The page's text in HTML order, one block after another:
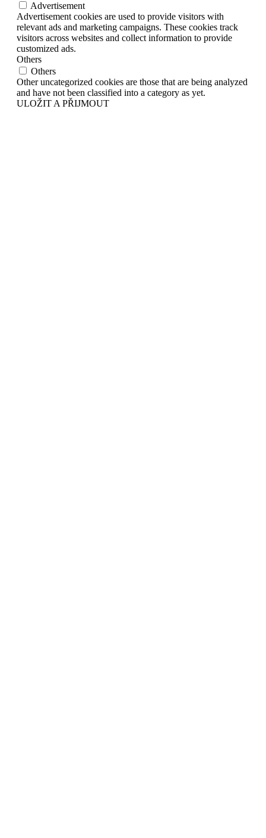
Advertisement
Advertisement cookies are used to provide visitors with
relevant ads and marketing campaigns. These cookies track
visitors across websites and collect information to provide
customized ads.
Others
Others
Other uncategorized cookies are those that are being analyzed
and have not been classified into a category as yet.
ULOŽIT A PŘIJMOUT